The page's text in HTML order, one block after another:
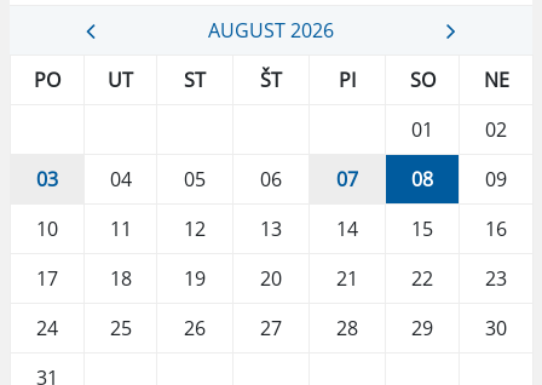
AUGUST 2026
PO
UT ST ŠT PI SO
NE
01
02
03
04 05 06 07 08
09
10
11 12 13 14 15
16
17
18 19 20 21 22
23
24
25 26 27 28 29
30
31